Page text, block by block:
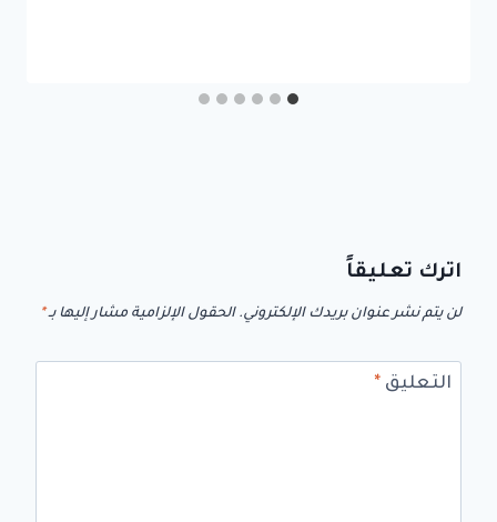
اترك تعليقاً
لن يتم نشر عنوان بريدك الإلكتروني. الحقول الإلزامية مشار إليها بـ*
التعليق *